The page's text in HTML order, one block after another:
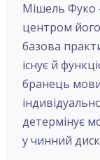
Мішель Фуко
центром його
базова
існує й
бранець
детермінує
у чинний